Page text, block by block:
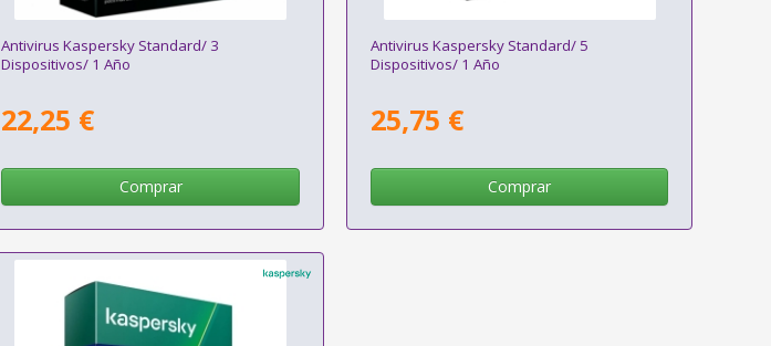
Antivirus Kaspersky Standard/ 3
Dispositivos/ 1 Año
22,25 €
Comprar
Antivirus Kaspersky Standard/ 5
Dispositivos/ 1 Año
25,75 €
Comprar